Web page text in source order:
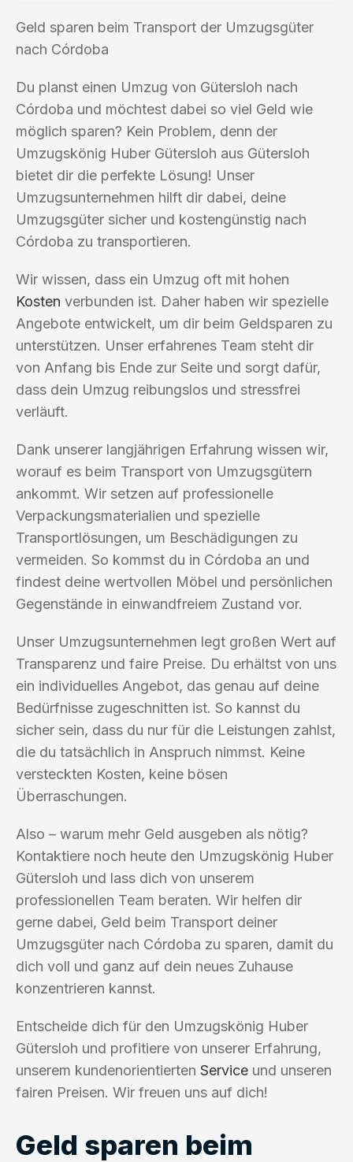
Geld sparen beim Transport der Umzugsgüter
nach Córdoba
Du planst einen Umzug von Gütersloh nach
Córdoba und möchtest dabei so viel Geld wie
möglich sparen? Kein Problem, denn der
Umzugskönig Huber Gütersloh aus Gütersloh
bietet dir die perfekte Lösung! Unser
Umzugsunternehmen hilft dir dabei, deine
Umzugsgüter sicher und kostengünstig nach
Córdoba zu transportieren.
Wir wissen, dass ein Umzug oft mit hohen
Kosten verbunden ist. Daher haben wir spezielle
Angebote entwickelt, um dir beim Geldsparen zu
unterstützen. Unser erfahrenes Team steht dir
von Anfang bis Ende zur Seite und sorgt dafür,
dass dein Umzug reibungslos und stressfrei
verläuft.
Dank unserer langjährigen Erfahrung wissen wir,
worauf es beim Transport von Umzugsgütern
ankommt. Wir setzen auf professionelle
Verpackungsmaterialien und spezielle
Transportlösungen, um Beschädigungen zu
vermeiden. So kommst du in Córdoba an und
findest deine wertvollen Möbel und persönlichen
Gegenstände in einwandfreiem Zustand vor.
Unser Umzugsunternehmen legt großen Wert auf
Transparenz und faire Preise. Du erhältst von uns
ein individuelles Angebot, das genau auf deine
Bedürfnisse zugeschnitten ist. So kannst du
sicher sein, dass du nur für die Leistungen zahlst,
die du tatsächlich in Anspruch nimmst. Keine
versteckten Kosten, keine bösen
Überraschungen.
Also – warum mehr Geld ausgeben als nötig?
Kontaktiere noch heute den Umzugskönig Huber
Gütersloh und lass dich von unserem
professionellen Team beraten. Wir helfen dir
gerne dabei, Geld beim Transport deiner
Umzugsgüter nach Córdoba zu sparen, damit du
dich voll und ganz auf dein neues Zuhause
konzentrieren kannst.
Entscheide dich für den Umzugskönig Huber
Gütersloh und profitiere von unserer Erfahrung,
unserem kundenorientierten Service und unseren
fairen Preisen. Wir freuen uns auf dich!
Geld sparen beim